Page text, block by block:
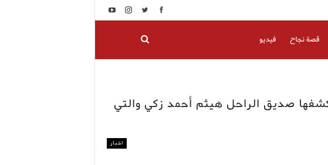
قصة نجاح فيديو
صديق الراحل هيثم أحمد زكي والتي
اخبار